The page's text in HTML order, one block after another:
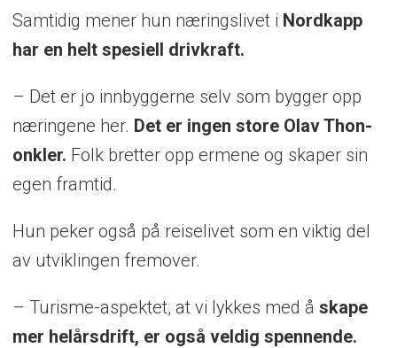
Samtidig mener hun næringslivet i Nordkapp
har en helt spesiell drivkraft.
– Det er jo innbyggerne selv som bygger opp
næringene her. Det er ingen store Olav Thon-
onkler. Folk bretter opp ermene og skaper sin
egen framtid.
Hun peker også på reiselivet som en viktig del
av utviklingen fremover.
– Turisme-aspektet, at vi lykkes med å skape
mer helårsdrift, er også veldig spennende.